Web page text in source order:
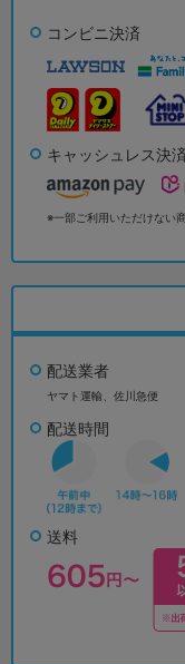
コンビニ決済
キャッシュレス決済
※一部ご利用いただけない
配送業者
ヤマト運輸、佐川急便
配送時間
送料